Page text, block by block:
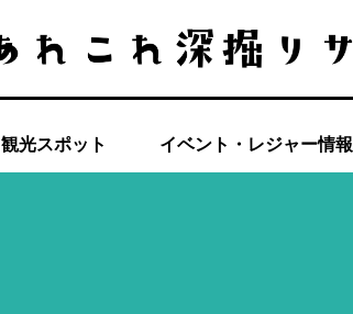
観光スポット イベント・レジャー情報